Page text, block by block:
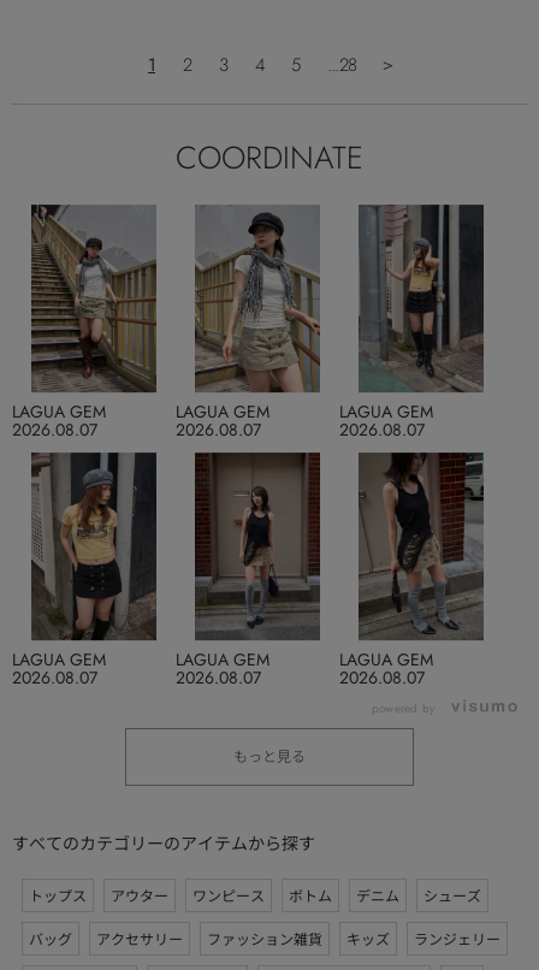
1 2 3 4 5 ...28 ＞
COORDINATE
2026.08.07
LAGUA GEM
2026.08.07
LAGUA GEM
2026.08.07
LAGUA GEM
2026.08.07
LAGUA GEM
2026.08.07
LAGUA GEM
2026.08.07
LAGUA GEM
powered by
もっと見る
すべてのカテゴリーのアイテムから探す
トップス アウター ワンピース ボトム デニム
シューズ
バッグ
アクセサリー ファッション雑貨 キッズ
ランジェリー